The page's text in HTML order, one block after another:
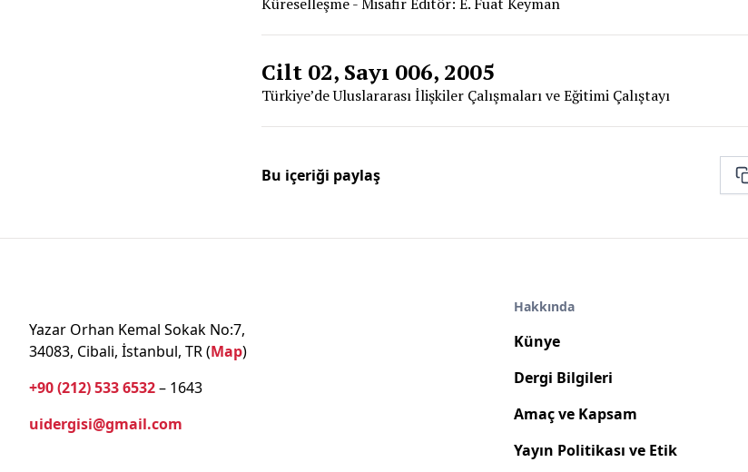
Cilt 02, Sayı 006, 2005
Türkiye’de Uluslararası İlişkiler Çalışmaları ve Eğitimi Çalıştayı
Bu içeriği paylaş
Yazar Orhan Kemal Sokak No:7,
34083, Cibali, İstanbul, TR (Map)
+90 (212) 533 6532– 1643
uidergisi@gmail.com
Hakkında
Künye
Dergi Bilgileri
Amaç ve Kapsam
Yayın Politikası ve Etik